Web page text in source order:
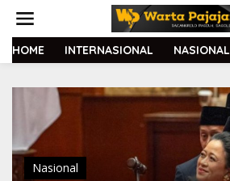
t
HOME INTERNASIONAL NASIONAL
Nasional